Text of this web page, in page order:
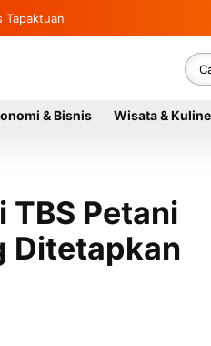
Indra Damai Kluet Selatan
& Bisnis Wisata &
TBS Petani
Ditetapkan